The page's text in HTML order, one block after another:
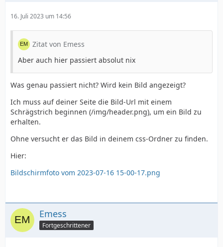
16. Juli 2023 um 14:56
Zitat von Emess
Aber auch hier passiert absolut nix
Was genau passiert nicht? Wird kein Bild angezeigt?
Ich muss auf deiner Seite die Bild-Url mit einem
Schrägstrich beginnen (/img/header.png), um ein Bild zu
erhalten.
Ohne versucht er das Bild in deinem css-Ordner zu finden.
Hier:
Bildschirmfoto vom 2023-07-16 15-00-17.png
Emess
Fortgeschrittener